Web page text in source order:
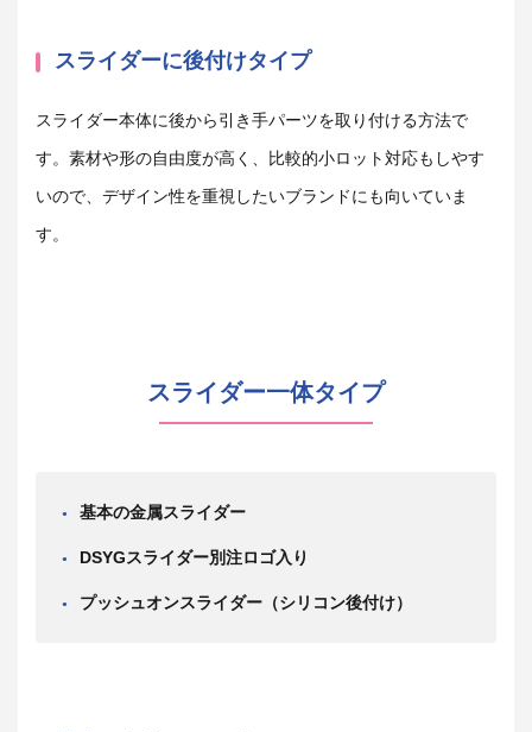
スライダーに後付けタイプ
スライダー本体に後から引き手パーツを取り付ける方法で
す。素材や形の自由度が高く、比較的小ロット対応もしやす
いので、デザイン性を重視したいブランドにも向いていま
す。
スライダー一体タイプ
基本の金属スライダー
DSYGスライダー別注ロゴ入り
プッシュオンスライダー（シリコン後付け）